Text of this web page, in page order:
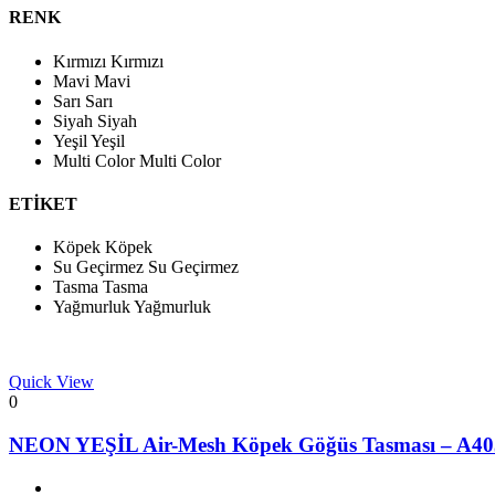
RENK
Kırmızı Kırmızı
Mavi Mavi
Sarı Sarı
Siyah Siyah
Yeşil Yeşil
Multi ColorMulti Color
ETİKET
Köpek Köpek
Su Geçirmez Su Geçirmez
Tasma Tasma
YağmurlukYağmurluk
Quick View
0
NEON YEŞİL Air-Mesh Köpek Göğüs Tasması –